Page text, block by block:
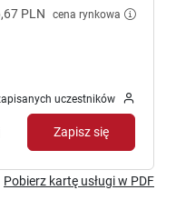
PLN cena rynkowa
uczestników
Zapisz się
Pobierz kartę usługi w PDF